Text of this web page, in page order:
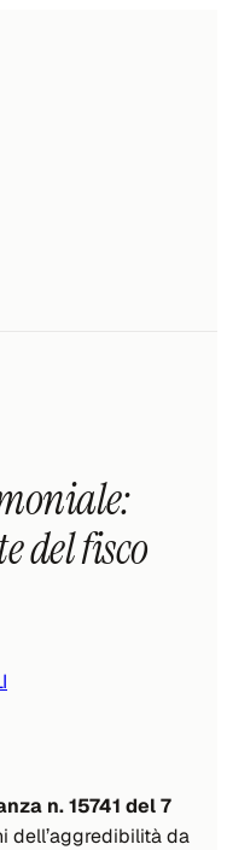
del fisco
n. 15741 del 7
dell’aggredibilità da